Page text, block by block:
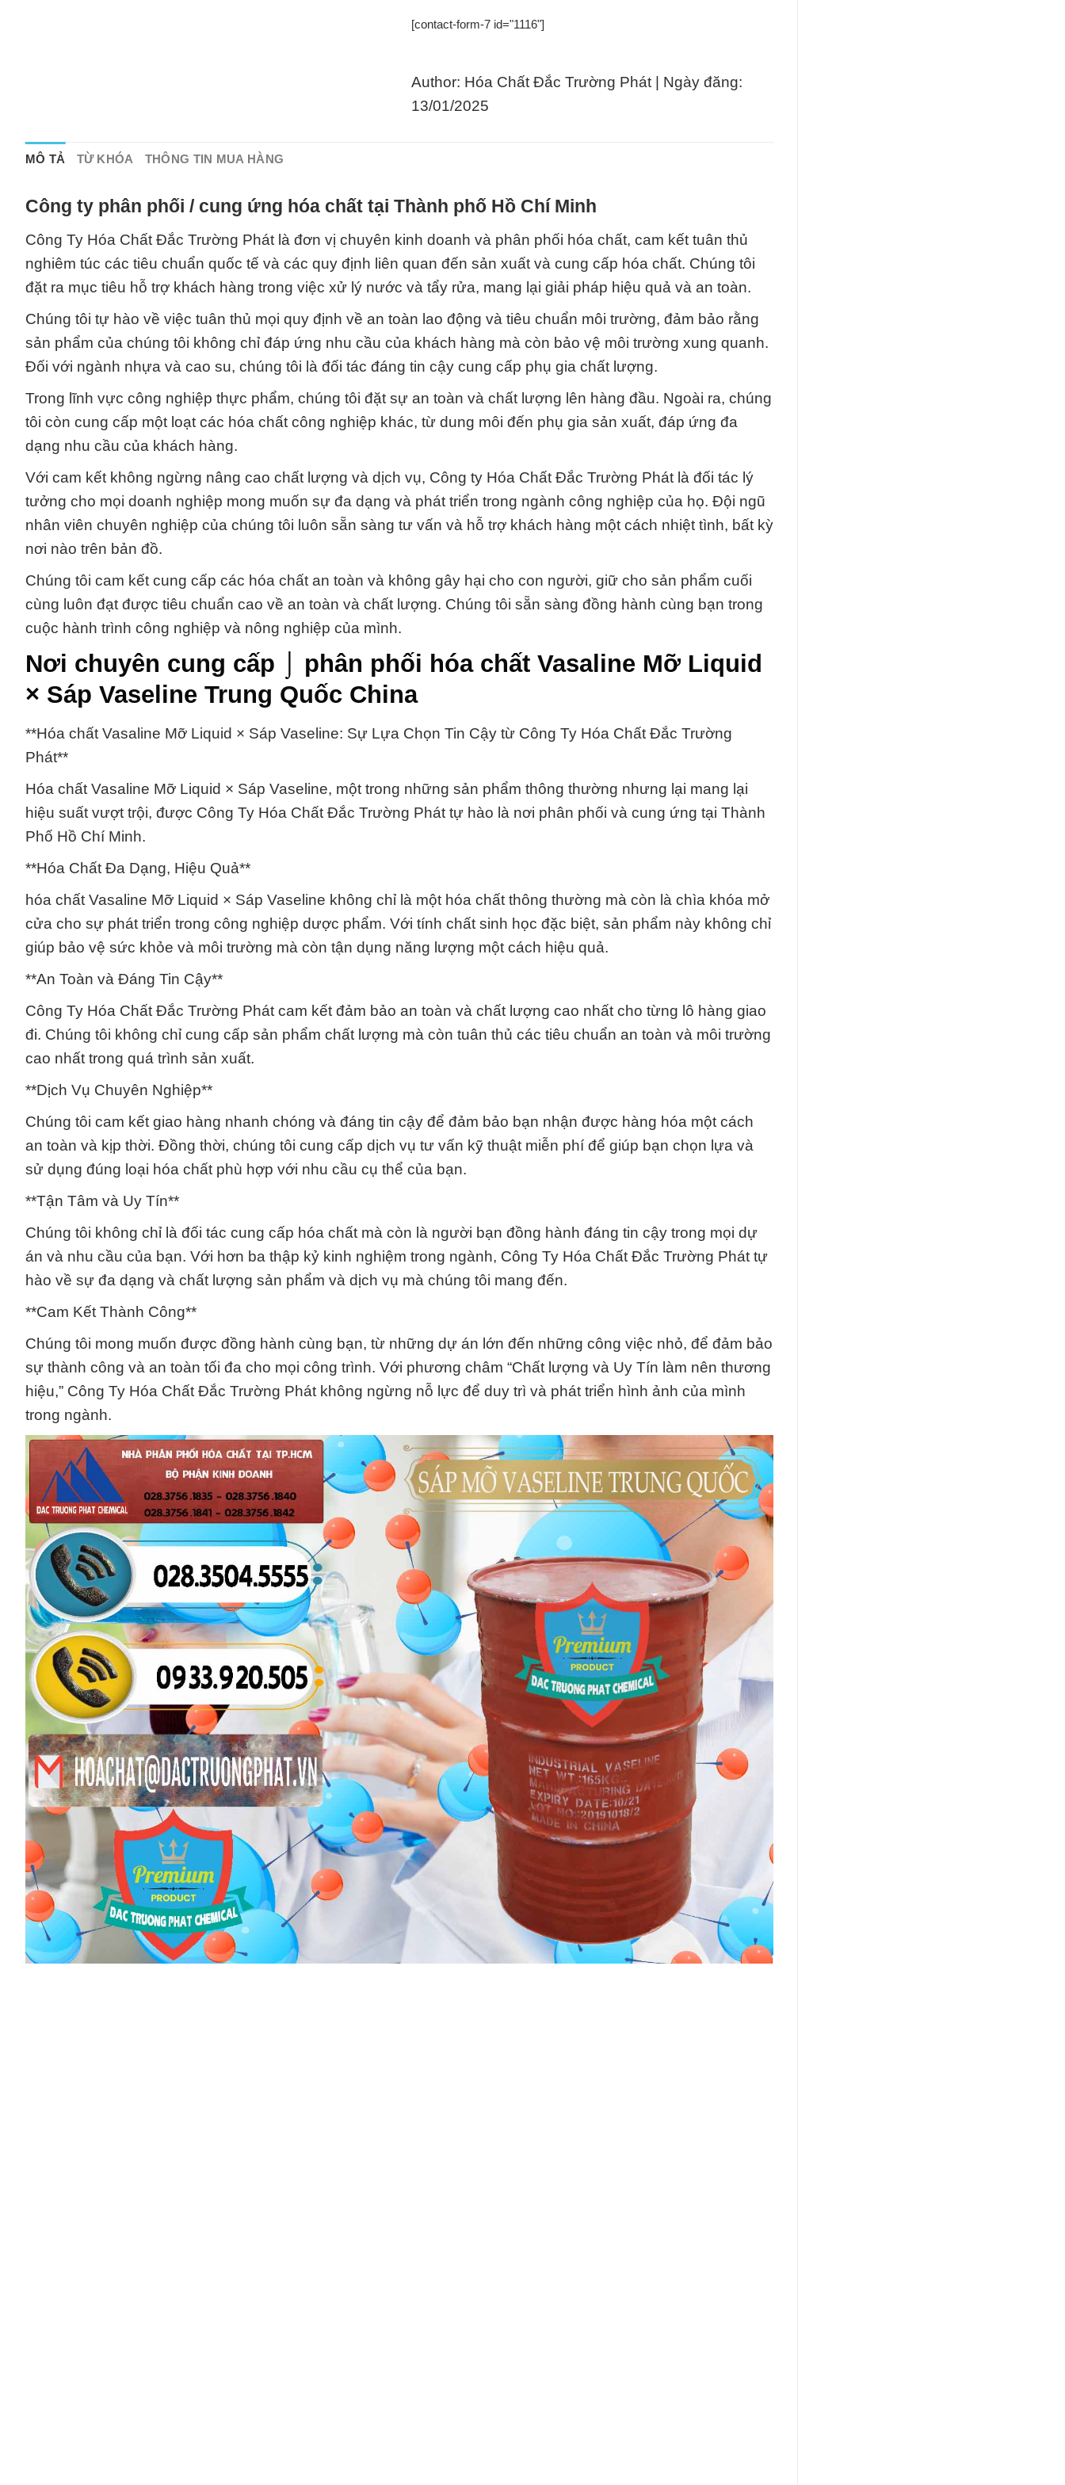
[contact-form-7 id="1116"]
Author: Hóa Chất Đắc Trường Phát | Ngày đăng:
13/01/2025
MÔ TẢ TỪ KHÓA THÔNG TIN MUA HÀNG
Công ty phân phối / cung ứng hóa chất tại Thành phố Hồ Chí Minh
Công Ty Hóa Chất Đắc Trường Phát là đơn vị chuyên kinh doanh và phân phối hóa chất, cam kết tuân thủ
nghiêm túc các tiêu chuẩn quốc tế và các quy định liên quan đến sản xuất và cung cấp hóa chất. Chúng tôi
đặt ra mục tiêu hỗ trợ khách hàng trong việc xử lý nước và tẩy rửa, mang lại giải pháp hiệu quả và an toàn.
Chúng tôi tự hào về việc tuân thủ mọi quy định về an toàn lao động và tiêu chuẩn môi trường, đảm bảo rằng
sản phẩm của chúng tôi không chỉ đáp ứng nhu cầu của khách hàng mà còn bảo vệ môi trường xung quanh.
Đối với ngành nhựa và cao su, chúng tôi là đối tác đáng tin cậy cung cấp phụ gia chất lượng.
Trong lĩnh vực công nghiệp thực phẩm, chúng tôi đặt sự an toàn và chất lượng lên hàng đầu. Ngoài ra, chúng
tôi còn cung cấp một loạt các hóa chất công nghiệp khác, từ dung môi đến phụ gia sản xuất, đáp ứng đa
dạng nhu cầu của khách hàng.
Với cam kết không ngừng nâng cao chất lượng và dịch vụ, Công ty Hóa Chất Đắc Trường Phát là đối tác lý
tưởng cho mọi doanh nghiệp mong muốn sự đa dạng và phát triển trong ngành công nghiệp của họ. Đội ngũ
nhân viên chuyên nghiệp của chúng tôi luôn sẵn sàng tư vấn và hỗ trợ khách hàng một cách nhiệt tình, bất kỳ
nơi nào trên bản đồ.
Chúng tôi cam kết cung cấp các hóa chất an toàn và không gây hại cho con người, giữ cho sản phẩm cuối
cùng luôn đạt được tiêu chuẩn cao về an toàn và chất lượng. Chúng tôi sẵn sàng đồng hành cùng bạn trong
cuộc hành trình công nghiệp và nông nghiệp của mình.
Nơi chuyên cung cấp ⌡ phân phối hóa chất Vasaline Mỡ Liquid
× Sáp Vaseline Trung Quốc China
**Hóa chất Vasaline Mỡ Liquid × Sáp Vaseline: Sự Lựa Chọn Tin Cậy từ Công Ty Hóa Chất Đắc Trường
Phát**
Hóa chất Vasaline Mỡ Liquid × Sáp Vaseline, một trong những sản phẩm thông thường nhưng lại mang lại
hiệu suất vượt trội, được Công Ty Hóa Chất Đắc Trường Phát tự hào là nơi phân phối và cung ứng tại Thành
Phố Hồ Chí Minh.
**Hóa Chất Đa Dạng, Hiệu Quả**
hóa chất Vasaline Mỡ Liquid × Sáp Vaseline không chỉ là một hóa chất thông thường mà còn là chìa khóa mở
cửa cho sự phát triển trong công nghiệp dược phẩm. Với tính chất sinh học đặc biệt, sản phẩm này không chỉ
giúp bảo vệ sức khỏe và môi trường mà còn tận dụng năng lượng một cách hiệu quả.
**An Toàn và Đáng Tin Cậy**
Công Ty Hóa Chất Đắc Trường Phát cam kết đảm bảo an toàn và chất lượng cao nhất cho từng lô hàng giao
đi. Chúng tôi không chỉ cung cấp sản phẩm chất lượng mà còn tuân thủ các tiêu chuẩn an toàn và môi trường
cao nhất trong quá trình sản xuất.
**Dịch Vụ Chuyên Nghiệp**
Chúng tôi cam kết giao hàng nhanh chóng và đáng tin cậy để đảm bảo bạn nhận được hàng hóa một cách
an toàn và kịp thời. Đồng thời, chúng tôi cung cấp dịch vụ tư vấn kỹ thuật miễn phí để giúp bạn chọn lựa và
sử dụng đúng loại hóa chất phù hợp với nhu cầu cụ thể của bạn.
**Tận Tâm và Uy Tín**
Chúng tôi không chỉ là đối tác cung cấp hóa chất mà còn là người bạn đồng hành đáng tin cậy trong mọi dự
án và nhu cầu của bạn. Với hơn ba thập kỷ kinh nghiệm trong ngành, Công Ty Hóa Chất Đắc Trường Phát tự
hào về sự đa dạng và chất lượng sản phẩm và dịch vụ mà chúng tôi mang đến.
**Cam Kết Thành Công**
Chúng tôi mong muốn được đồng hành cùng bạn, từ những dự án lớn đến những công việc nhỏ, để đảm bảo
sự thành công và an toàn tối đa cho mọi công trình. Với phương châm “Chất lượng và Uy Tín làm nên thương
hiệu,” Công Ty Hóa Chất Đắc Trường Phát không ngừng nỗ lực để duy trì và phát triển hình ảnh của mình
trong ngành.